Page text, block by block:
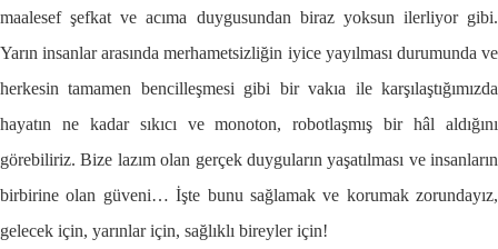
maalesef şefkat ve acıma duygusundan biraz yoksun ilerliyor gibi.
Yarın insanlar arasında merhametsizliğin iyice yayılması durumunda ve
herkesin tamamen bencilleşmesi gibi bir vakıa ile karşılaştığımızda
hayatın ne kadar sıkıcı ve monoton, robotlaşmış bir hâl aldığını
görebiliriz. Bize lazım olan gerçek duyguların yaşatılması ve insanların
birbirine olan güveni… İşte bunu sağlamak ve korumak zorundayız,
gelecek için, yarınlar için, sağlıklı bireyler için!